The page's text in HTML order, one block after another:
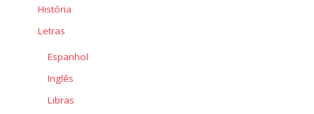
História
Letras
Espanhol
Inglês
Libras